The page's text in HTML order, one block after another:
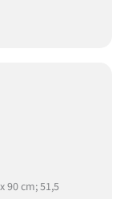
90 cm; 51,5